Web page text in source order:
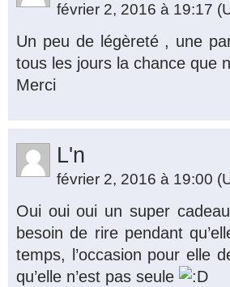
février 2, 2016 à 19:17
Un peu de légèreté , une
tous les jours la chance que
Merci
L'n
février 2, 2016 à 19:00
Oui oui oui un super
besoin de rire pendant
temps, l’occasion pour elle
qu’elle n’est pas seule